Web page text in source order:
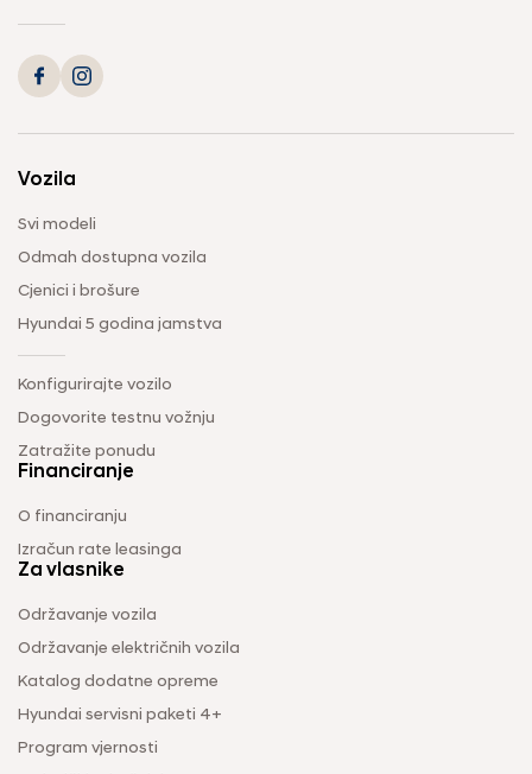
Vozila
Svi modeli
Odmah dostupna vozila
Cjenici i brošure
Hyundai 5 godina jamstva
Konfigurirajte vozilo
Dogovorite testnu vožnju
Zatražite ponudu
Financiranje
O financiranju
Izračun rate leasinga
Za vlasnike
Održavanje vozila
Održavanje električnih vozila
Katalog dodatne opreme
Hyundai servisni paketi 4+
Program vjernosti